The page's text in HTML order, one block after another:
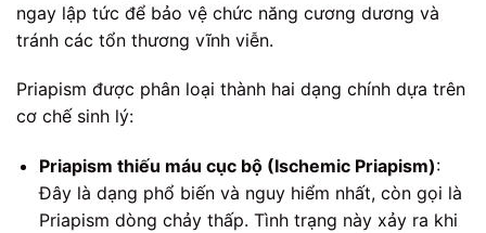
ngay lập tức để bảo vệ chức năng cương dương và
tránh các tổn thương vĩnh viễn.
Priapism được phân loại thành hai dạng chính dựa trên
cơ chế sinh lý:
Priapism thiếu máu cục bộ (Ischemic Priapism):
Đây là dạng phổ biến và nguy hiểm nhất, còn gọi là
Priapism dòng chảy thấp. Tình trạng này xảy ra khi